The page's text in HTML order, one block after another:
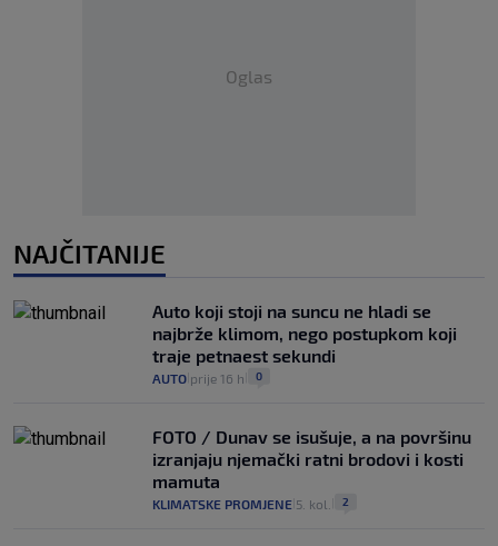
Oglas
NAJČITANIJE
Auto koji stoji na suncu ne hladi se
najbrže klimom, nego postupkom koji
traje petnaest sekundi
AUTO prije 16 h 0
FOTO / Dunav se isušuje, a na površinu
izranjaju njemački ratni brodovi i kosti
mamuta
KLIMATSKE PROMJENE 5. kol. 2